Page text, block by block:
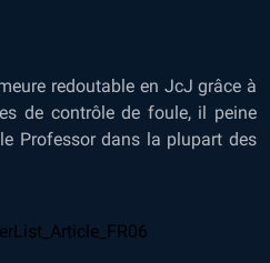
redoutable en JcJ grâce à
de contrôle de foule, il peine
Professor dans la plupart des